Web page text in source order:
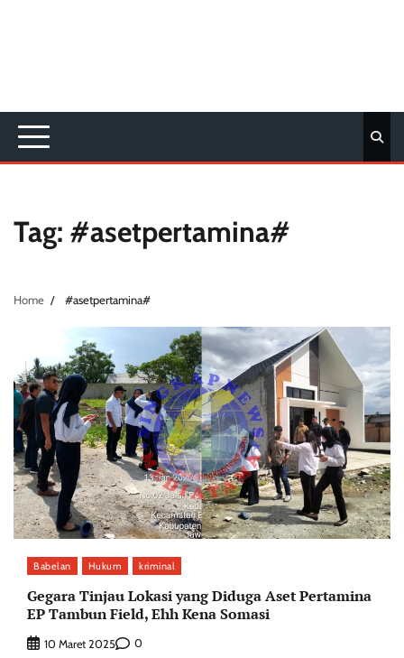
Tag: #asetpertamina#
Home #asetpertamina#
Babelan Hukum kriminal
Gegara Tinjau Lokasi yang Diduga Aset Pertamina
EP Tambun Field, Ehh Kena Somasi
10 Maret 2025 0